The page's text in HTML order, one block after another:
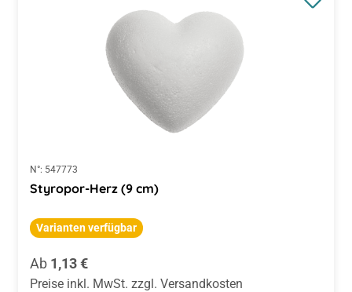
N°: 547773
Styropor-Herz (9 cm)
Varianten verfügbar
Regulärer Preis:
Ab 1,13 €
Preise inkl. MwSt. zzgl. Versandkosten